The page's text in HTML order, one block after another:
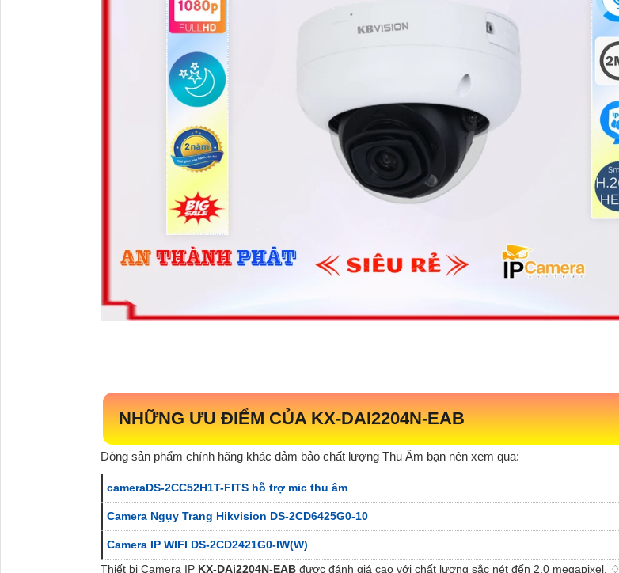
NHỮNG ƯU ĐIỂM CỦAKX-DAI2204N-EAB
Dòng sản phẩm chính hãng khác đảm bảo chất lượng Thu Âm bạn nên xem qua:
cameraDS-2CC52H1T-FITS hỗ trợ mic thu âm
Camera Ngụy Trang Hikvision DS-2CD6425G0-10
Camera IP WIFI DS-2CD2421G0-IW(W)
Thiết bị Camera IP KX-DAi2204N-EAB được đánh giá cao với chất lượng sắc nét đến 2.0 megapixel, ♢